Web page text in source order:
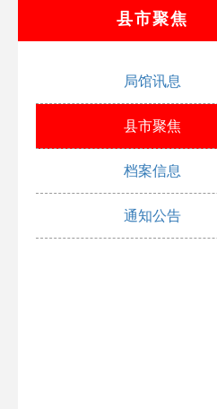
县市聚焦
局馆讯息
县市聚焦
档案信息
通知公告